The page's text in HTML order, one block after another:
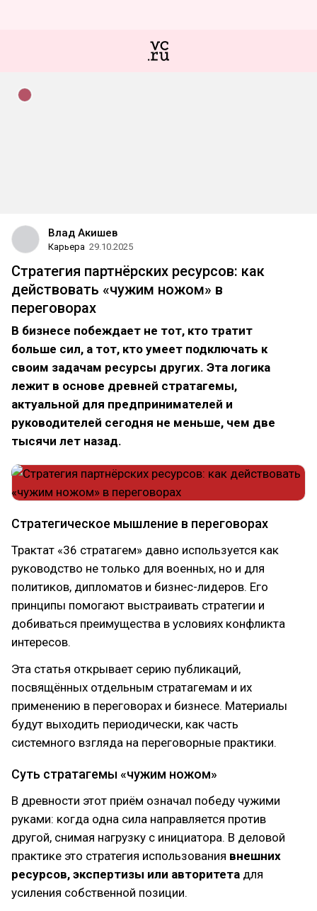
Влад Акишев
Карьера 29.10.2025
Стратегия партнёрских ресурсов: как
действовать «чужим ножом» в
переговорах
В бизнесе побеждает не тот, кто тратит
больше сил, а тот, кто умеет подключать к
своим задачам ресурсы других. Эта логика
лежит в основе древней стратагемы,
актуальной для предпринимателей и
руководителей сегодня не меньше, чем две
тысячи лет назад.
Стратегическое мышление в переговорах
Трактат «36 стратагем» давно используется как
руководство не только для военных, но и для
политиков, дипломатов и бизнес-лидеров. Его
принципы помогают выстраивать стратегии и
добиваться преимущества в условиях конфликта
интересов.
Эта статья открывает серию публикаций,
посвящённых отдельным стратагемам и их
применению в переговорах и бизнесе. Материалы
будут выходить периодически, как часть
системного взгляда на переговорные практики.
Суть стратагемы «чужим ножом»
В древности этот приём означал победу чужими
руками: когда одна сила направляется против
другой, снимая нагрузку с инициатора. В деловой
практике это стратегия использования внешних
ресурсов, экспертизы или авторитета для
усиления собственной позиции.